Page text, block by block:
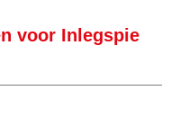
voor Inlegspie